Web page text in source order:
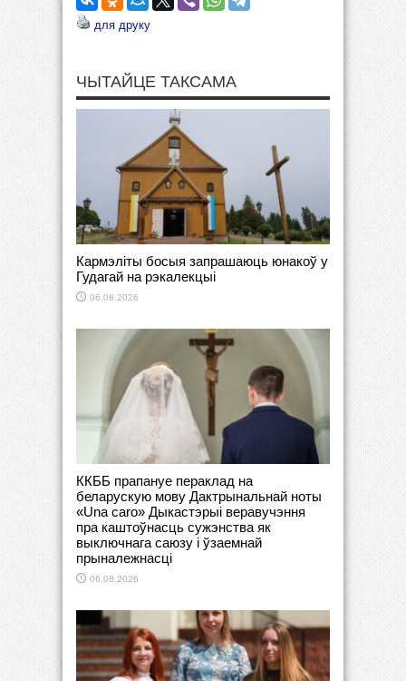
для друку
ЧЫТАЙЦЕ ТАКСАМА
Кармэліты босыя запрашаюць юнакоў у
Гудагай на рэкалекцыі
06.08.2026
ККББ прапануе пераклад на
беларускую мову Дактрынальнай ноты
«Una caro» Дыкастэрыі веравучэння
пра каштоўнасць сужэнства як
выключнага саюзу і ўзаемнай
прыналежнасці
06.08.2026